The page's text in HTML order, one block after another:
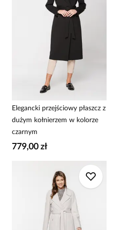
Elegancki przejściowy płaszcz z
dużym kołnierzem w kolorze
czarnym
779,00 zł